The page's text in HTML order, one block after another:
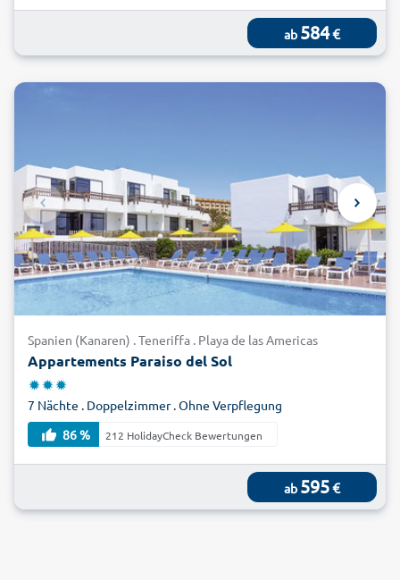
ab 584€
Spanien (Kanaren) . Teneriffa . Playa de las Americas
Appartements Paraiso del Sol
7 Nächte . Doppelzimmer . Ohne Verpflegung
86 %
212 HolidayCheck Bewertungen
ab 595€